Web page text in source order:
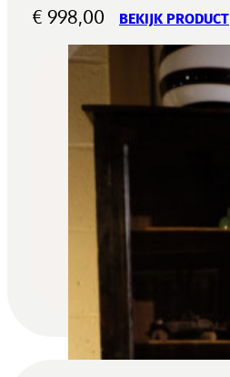
€ 998,00 BEKIJK PRODUCT